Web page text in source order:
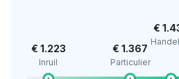
€ 1.223
Inruil
€ 1.367
Particulier
€